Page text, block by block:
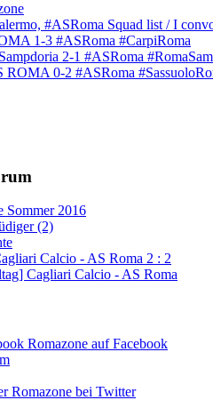
#ASRoma Squad list / I
1-3 #ASRoma #CarpiRoma
2-1 #ASRoma
ROMA 0-2 #ASRoma
Sommer 2016
(2)
Calcio - AS Roma 2 : 2
Cagliari Calcio - AS Roma
Romazone auf Facebook
Romazone bei Twitter